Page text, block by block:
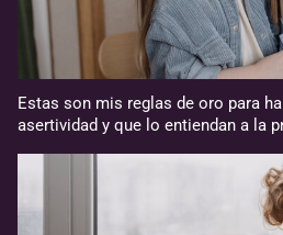
Estas son mis reglas de oro para
asertividad y que lo entiendan a la